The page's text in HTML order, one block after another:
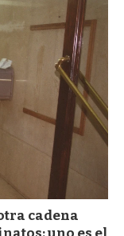
cadena